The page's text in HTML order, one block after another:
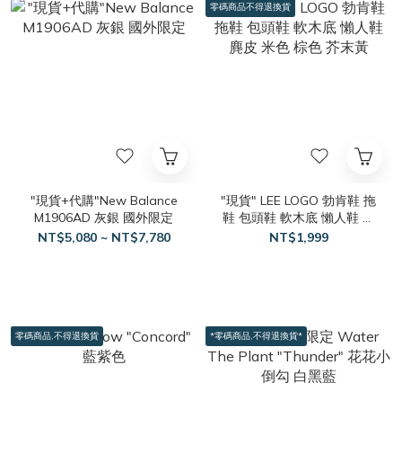
"現貨+代購"New Balance
M1906AD 灰銀 國外限定
NT$5,080 ~ NT$7,780
零碼商品不得退換貨
"現貨" LEE LOGO 勃肯鞋 拖
鞋 包頭鞋 軟木底 懶人鞋 麂
皮 米色 棕色 芥末黃
NT$1,999
零碼商品,不得退換貨 *零碼商品,不得退換貨*